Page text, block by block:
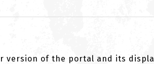
version of the portal and its